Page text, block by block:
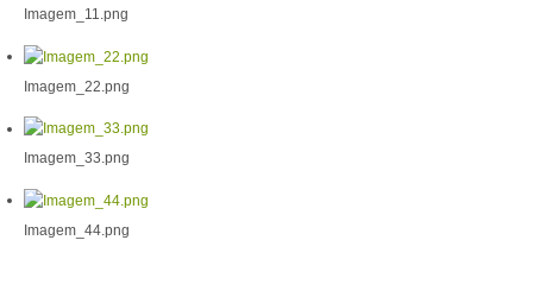
Imagem_11.png
Imagem_22.png
Imagem_33.png
Imagem_44.png